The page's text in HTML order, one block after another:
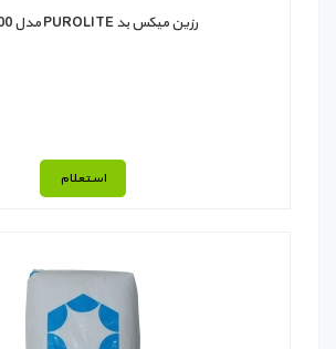
رزین میکس بد PUROLITE مدل MB400
استعلام